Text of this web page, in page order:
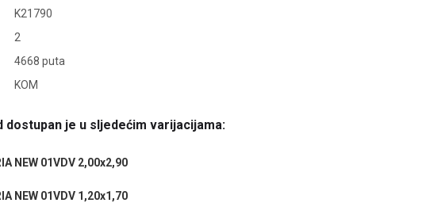
K21790
2
4668 puta
KOM
dostupan je u sljedećim varijacijama:
NEW 01VDV 2,00x2,90
NEW 01VDV 1,20x1,70